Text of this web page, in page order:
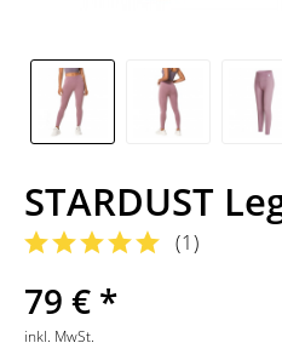
STARDUST
(1)
79 € *
inkl. MwSt.